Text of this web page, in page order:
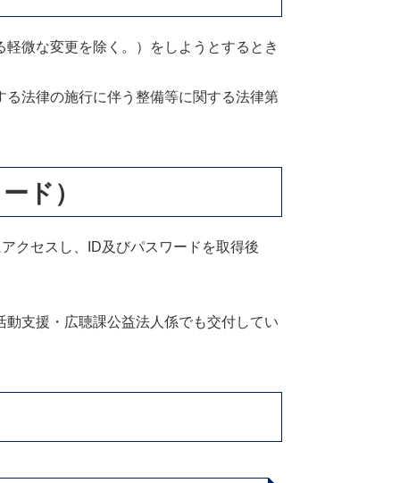
微な変更を除く。）をしようとするとき
法律の施行に伴う整備等に関する法律第
ド）
クセスし、ID及びパスワードを取得後
支援・広聴課公益法人係でも交付してい